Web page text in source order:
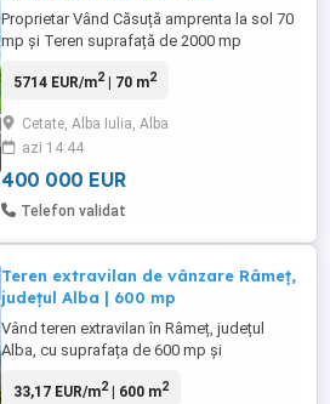
Proprietar Vând Căsuță amprenta la sol 70
mp și Teren suprafață de 2000 mp
găsește și o livadă de pomi fructiferi.
apa,canalizare,gaz,curent,internet,) Zona
foarte frumoasa Casa necesită renovare
Stadă Asfaltată
5714 EUR/m2| 70 m2
Cetate, Alba Iulia, Alba
azi 14:44
400 000 EUR
Telefon validat
Teren extravilan de vânzare Râmeț,
județul Alba | 600 mp
Vând teren extravilan în Râmeț, județul
Alba, cu suprafața de 600 mp și
este situat într-o zonă montană foarte
33,17 EUR/m2| 600 m2